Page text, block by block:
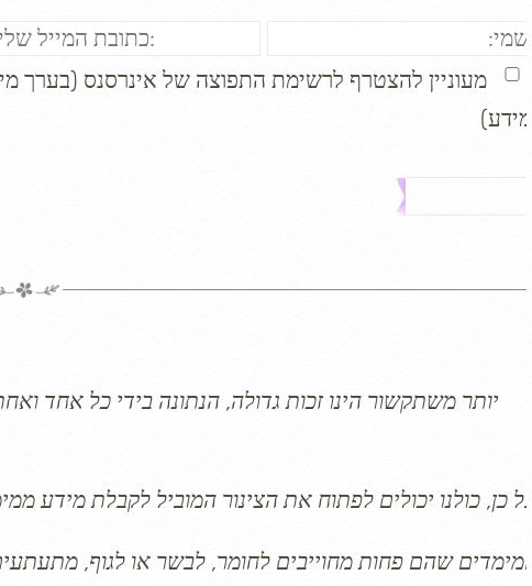
מעוניין להצטרף לרשימת התפוצה של אינרסנס (בערך
כן, כולנו יכולים לפתוח את הצינור המוביל לקבלת מידע
שהם פחות מחוייבים לחומר, לבשר או לגוף,